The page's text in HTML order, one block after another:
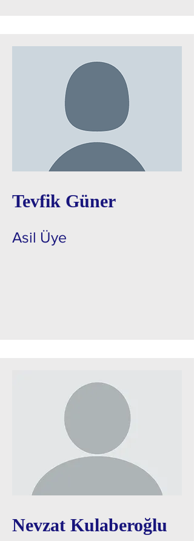
Tevfik Güner
Asil Üye
Nevzat Kulaberoğlu